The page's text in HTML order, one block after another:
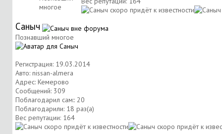
многое
Саныч
Познавший многое
Регистрация: 19.03.2014
Авто: nissan-almera
Адрес: Кемерово
Сообщений: 309
Поблагодарил сам:: 20
Поблагодарили: 18 раз(а)
Вес репутации: 164